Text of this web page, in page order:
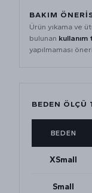
BAKIM
Ürün yıkama ve
bulunan
yapılmaması
BEDEN ÖLÇÜ
BEDEN
XSmall
Small